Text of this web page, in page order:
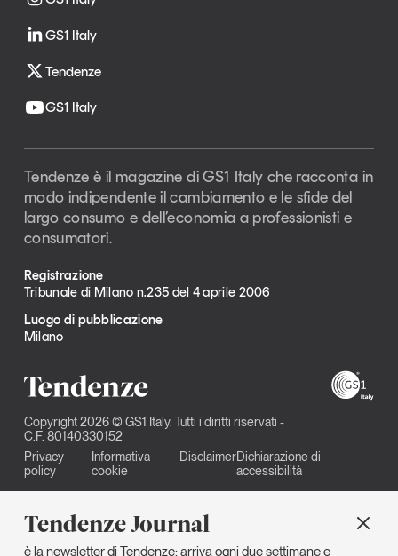
Tendenze Journal
è la newsletter di Tendenze: arriva ogni due settimane e
GS1 Italy
Tendenze
GS1 Italy
Tendenze è il magazine di GS1 Italy che racconta in
modo indipendente il cambiamento e le sfide del
largo consumo e dell’economia a professionisti e
consumatori.
Registrazione
Tribunale di Milano n.235 del 4 aprile 2006
Luogo di pubblicazione
Milano
Copyright 2026 © GS1 Italy. Tutti i diritti riservati -
C.F. 80140330152
Privacy
policy
Informativa
cookie
DisclaimerDichiarazione di
accessibilità